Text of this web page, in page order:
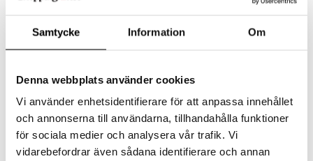
Samtycke Information Om
Denna webbplats använder cookies
Vi använder enhetsidentifierare för att anpassa innehållet
och annonserna till användarna, tillhandahålla funktioner
för sociala medier och analysera vår trafik. Vi
vidarebefordrar även sådana identifierare och annan
Line Martini 23cl (15cl) Line Snaps 7cl (5cl)